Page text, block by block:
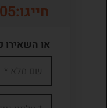
חייגו:
או השאירו